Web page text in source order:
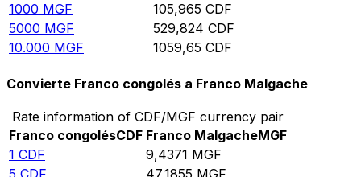
1000 MGF 105,965 CDF
5000 MGF 529,824 CDF
10.000 MGF 1059,65 CDF
Convierte Franco congolés a Franco Malgache
Rate information of CDF/MGF currency pair
Franco congolésCDF Franco MalgacheMGF
1 CDF 9,4371 MGF
5 CDF 47,1855 MGF